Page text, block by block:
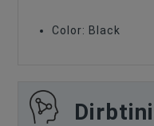
Color: Black